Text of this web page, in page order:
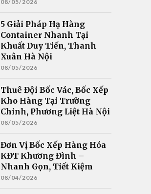
08/05/2026
5 Giải Pháp Hạ Hàng
Container Nhanh Tại
Khuất Duy Tiến, Thanh
Xuân Hà Nội
08/05/2026
Thuê Đội Bốc Vác, Bốc Xếp
Kho Hàng Tại Trường
Chinh, Phương Liệt Hà Nội
08/05/2026
Đơn Vị Bốc Xếp Hàng Hóa
KĐT Khương Đình –
Nhanh Gọn, Tiết Kiệm
08/04/2026